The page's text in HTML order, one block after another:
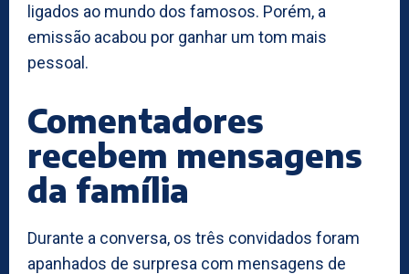
ligados ao mundo dos famosos. Porém, a
emissão acabou por ganhar um tom mais
pessoal.
Comentadores
recebem mensagens
da família
Durante a conversa, os três convidados foram
apanhados de surpresa com mensagens de